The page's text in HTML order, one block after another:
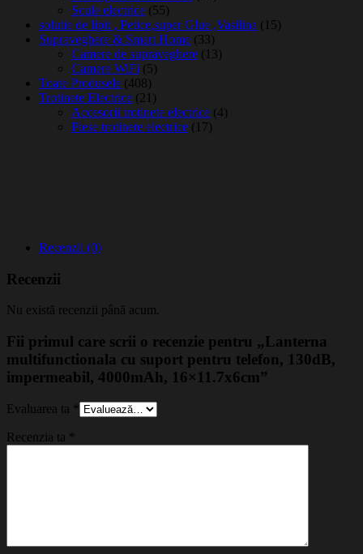
Scule electrice (55)
solutie de lipit , Petice,super Glue ,Vasilina (15)
Supraveghere & Smart Home (33)
Camere de supraveghere (13)
Camere WiFi (5)
Toate Produsele (408)
Trotinete Electrice (21)
Accesorii trotinete electrice (4)
Piese trotinete electrice (17)
Recenzii (0)
Recenzii
Nu există recenzii până acum.
Fii primul care scrii o recenzie pentru „Lanterna
multifunctionala cu suport pentru telefon, 130dB,
impermeabil, 4000mAh, 16×11.7x6cm”
Evaluarea ta
Recenzia ta